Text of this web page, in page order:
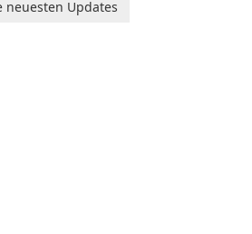
neuesten Updates